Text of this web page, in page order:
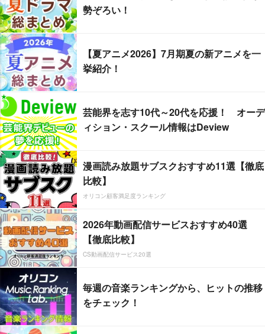
勢ぞろい！
【夏アニメ2026】7月期夏の新アニメを一
挙紹介！
芸能界を志す10代～20代を応援！ オーデ
ィション・スクール情報はDeview
漫画読み放題サブスクおすすめ11選【徹底
比較】
オリコン顧客満足度ランキング
2026年動画配信サービスおすすめ40選
【徹底比較】
CS動画配信サービス20選
毎週の音楽ランキングから、ヒットの推移
をチェック！